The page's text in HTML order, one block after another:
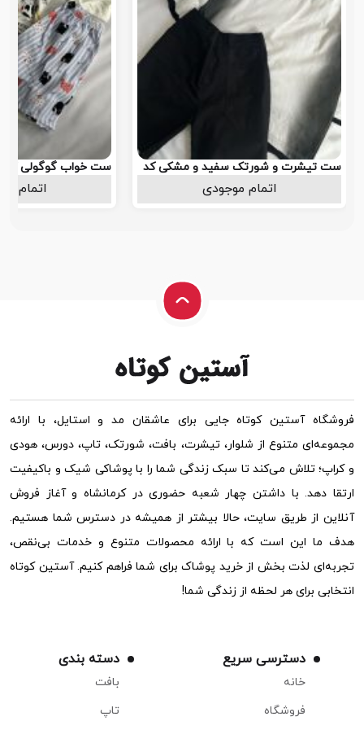
ست تیشرت و شورتک سفید و مشکی کد
818.000اتمام موجودی
ست خواب گوگولی کد ۱۰۰
اتمام
فروشگاه آستین کوتاه جایی برای عاشقان مد و استایل، با ارائه
مجموعه‌ای متنوع از شلوار، تیشرت، بافت، شورتک، تاپ، دورس، هودی
و کراپ؛ تلاش می‌کند تا سبک زندگی شما را با پوشاکی شیک و باکیفیت
ارتقا دهد. با داشتن چهار شعبه حضوری در کرمانشاه و آغاز فروش
آنلاین از طریق سایت، حالا بیشتر از همیشه در دسترس شما هستیم.
هدف ما این است که با ارائه محصولات متنوع و خدمات بی‌نقص،
تجربه‌ای لذت بخش از خرید پوشاک برای شما فراهم کنیم. آستین کوتاه
انتخابی برای هر لحظه از زندگی شما!
دسترسی سریع
خانه
فروشگاه
دسته بندی
بافت
تاپ